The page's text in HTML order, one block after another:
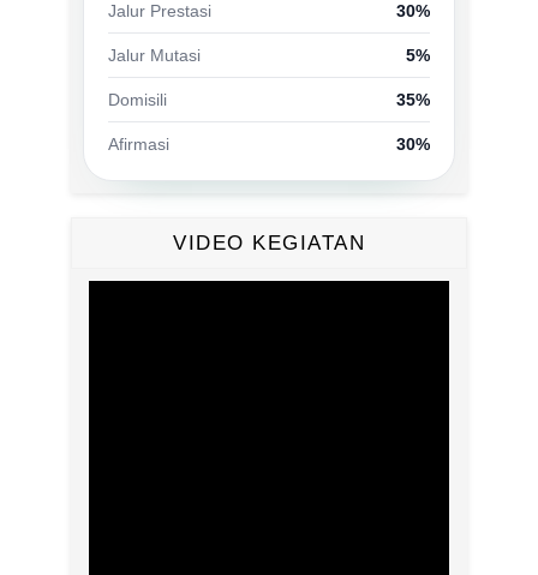
Jalur Prestasi 30%
Jalur Mutasi 5%
Domisili 35%
Afirmasi 30%
VIDEO KEGIATAN